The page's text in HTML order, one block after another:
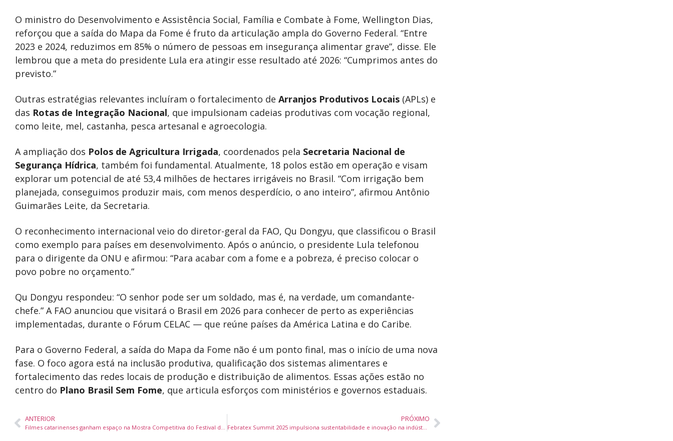
O ministro do Desenvolvimento e Assistência Social, Família e Combate à Fome, Wellington Dias,
reforçou que a saída do Mapa da Fome é fruto da articulação ampla do Governo Federal. “Entre
2023 e 2024, reduzimos em 85% o número de pessoas em insegurança alimentar grave”, disse. Ele
lembrou que a meta do presidente Lula era atingir esse resultado até 2026: “Cumprimos antes do
previsto.”
Outras estratégias relevantes incluíram o fortalecimento de Arranjos Produtivos Locais (APLs) e
das Rotas de Integração Nacional, que impulsionam cadeias produtivas com vocação regional,
como leite, mel, castanha, pesca artesanal e agroecologia.
A ampliação dos Polos de Agricultura Irrigada, coordenados pela Secretaria Nacional de
Segurança Hídrica, também foi fundamental. Atualmente, 18 polos estão em operação e visam
explorar um potencial de até 53,4 milhões de hectares irrigáveis no Brasil. “Com irrigação bem
planejada, conseguimos produzir mais, com menos desperdício, o ano inteiro”, afirmou Antônio
Guimarães Leite, da Secretaria.
O reconhecimento internacional veio do diretor-geral da FAO, Qu Dongyu, que classificou o Brasil
como exemplo para países em desenvolvimento. Após o anúncio, o presidente Lula telefonou
para o dirigente da ONU e afirmou: “Para acabar com a fome e a pobreza, é preciso colocar o
povo pobre no orçamento.”
Qu Dongyu respondeu: “O senhor pode ser um soldado, mas é, na verdade, um comandante-
chefe.” A FAO anunciou que visitará o Brasil em 2026 para conhecer de perto as experiências
implementadas, durante o Fórum CELAC — que reúne países da América Latina e do Caribe.
Para o Governo Federal, a saída do Mapa da Fome não é um ponto final, mas o início de uma nova
fase. O foco agora está na inclusão produtiva, qualificação dos sistemas alimentares e
fortalecimento das redes locais de produção e distribuição de alimentos. Essas ações estão no
centro do Plano Brasil Sem Fome, que articula esforços com ministérios e governos estaduais.
ANTERIOR
Filmes catarinenses ganham espaço na Mostra Competitiva do Festival de Cinema de Jaraguá do Sul
PRÓXIMO
Febratex Summit 2025 impulsiona sustentabilidade e inovação na indústria têxtil